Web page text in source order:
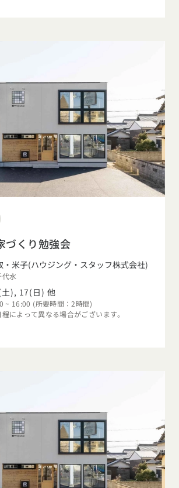
づくり勉強会
・米子(ハウジング・スタッフ株式会社)
水
), 17(日) 他
~ 16:00 (所要時間：2時間)
によって異なる場合がございます。